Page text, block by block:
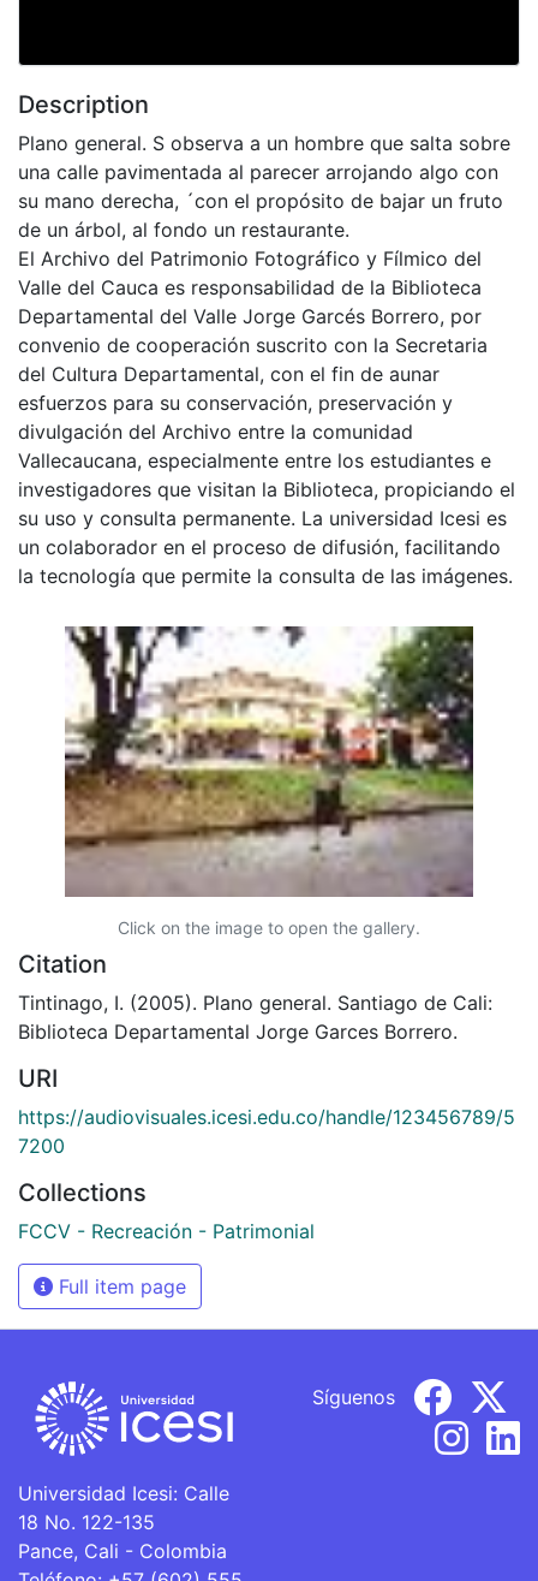
Description
Plano general. S observa a un hombre que salta sobre
una calle pavimentada al parecer arrojando algo con
su mano derecha, ´con el propósito de bajar un fruto
de un árbol, al fondo un restaurante.
El Archivo del Patrimonio Fotográfico y Fílmico del
Valle del Cauca es responsabilidad de la Biblioteca
Departamental del Valle Jorge Garcés Borrero, por
convenio de cooperación suscrito con la Secretaria
del Cultura Departamental, con el fin de aunar
esfuerzos para su conservación, preservación y
divulgación del Archivo entre la comunidad
Vallecaucana, especialmente entre los estudiantes e
investigadores que visitan la Biblioteca, propiciando el
su uso y consulta permanente. La universidad Icesi es
un colaborador en el proceso de difusión, facilitando
la tecnología que permite la consulta de las imágenes.
Click on the image to open the gallery.
Citation
Tintinago, I. (2005). Plano general. Santiago de Cali:
Biblioteca Departamental Jorge Garces Borrero.
URI
https://audiovisuales.icesi.edu.co/handle/123456789/5
7200
Collections
FCCV - Recreación - Patrimonial
Full item page
Universidad Icesi: Calle
18 No. 122-135
Pance, Cali - Colombia
Síguenos